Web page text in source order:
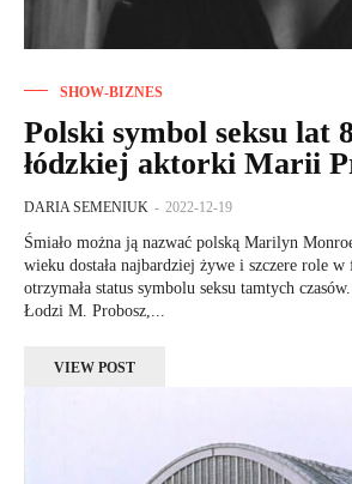
SHOW-BIZNES
Polski symbol seksu lat
łódzkiej aktorki Marii
DARIA SEMENIUK - 2022-12-19
Śmiało można ją nazwać polską Marilyn
wieku dostała najbardziej żywe i szczere role
otrzymała status symbolu seksu tamtych
Łodzi M. Probosz,...
VIEW POST